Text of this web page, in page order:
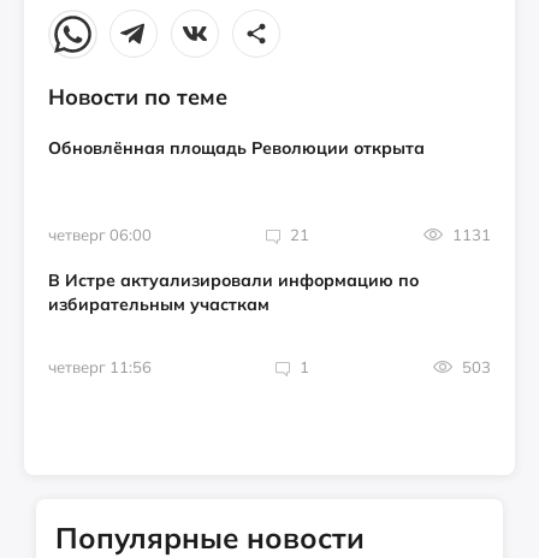
Новости по теме
Обновлённая площадь Революции открыта
четверг 06:00 21 1131
В Истре актуализировали информацию по
избирательным участкам
четверг 11:56 1 503
Популярные новости